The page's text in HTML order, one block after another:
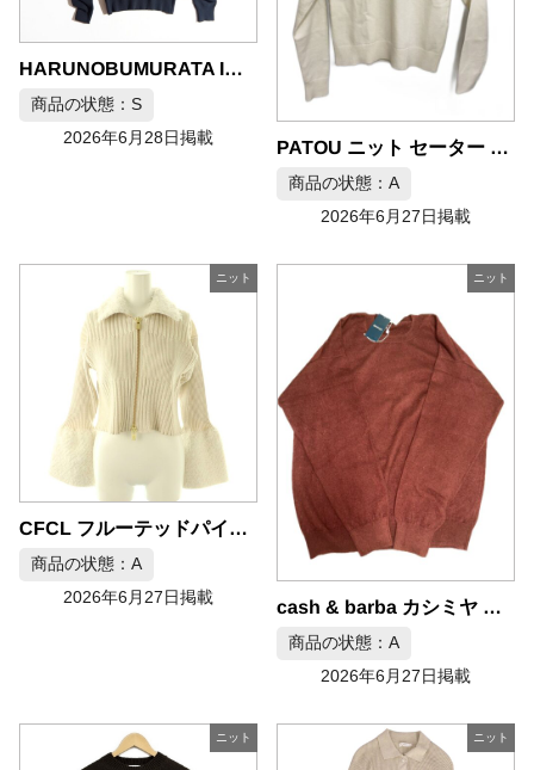
HARUNOBUMURATA IRENA ウール ボウタイニット プルオーバー ブラック 36
商品の状態：S
2026年6月28日掲載
PATOU ニット セーター 薄手 XS ウール ホワイト
商品の状態：A
2026年6月27日掲載
ニット
CFCL フルーテッドパイル グリッター クロップドジップシャツ カーディガン ベージュ
商品の状態：A
2026年6月27日掲載
ニット
cash & barba カシミヤ セットアップニット モンゴリアン サイズ3
商品の状態：A
2026年6月27日掲載
ニット ニット